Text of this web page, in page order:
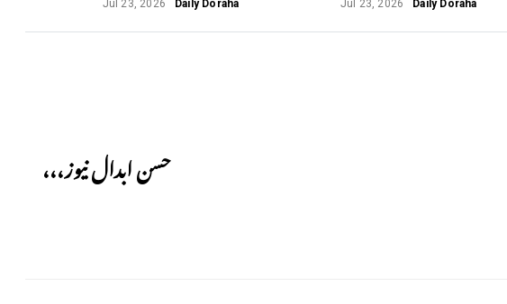
Daily Doraha
Jul 23, 2026
Daily Doraha
Jul 23, 2026
حسن ابدال نیوز،،،